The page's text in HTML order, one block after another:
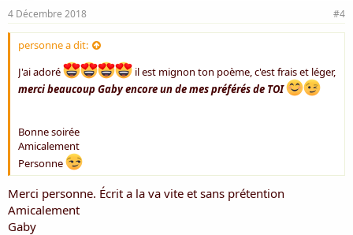
4 Décembre 2018 #4
personne a dit:
J'ai adoré
il est mignon ton poème, c'est frais et léger,
merci beaucoup Gaby encore un de mes préférés de TOI
Bonne soirée
Amicalement
Personne
Merci personne. Écrit a la va vite et sans prétention
Amicalement
Gaby